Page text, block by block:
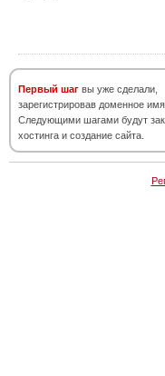
Первый шаг вы уже сделали,
зарегистрировав доменное имя.
Следующими шагами будут
хостинга и создание сайта.